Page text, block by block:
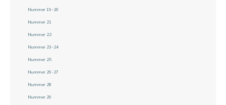
Nummer 19-20
Nummer 21
Nummer 22
Nummer 23-24
Nummer 25
Nummer 26-27
Nummer 28
Nummer 29